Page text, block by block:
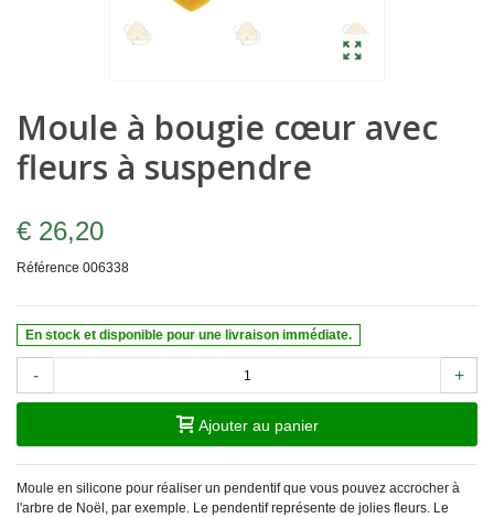
Moule à bougie cœur avec
fleurs à suspendre
€ 26,20
Référence 006338
En stock et disponible pour une livraison immédiate.
- +
Ajouter au panier
Moule en silicone pour réaliser un pendentif que vous pouvez accrocher à
l'arbre de Noël, par exemple. Le pendentif représente de jolies fleurs. Le